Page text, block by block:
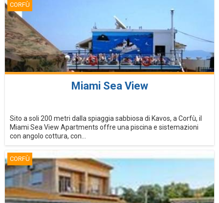
CORFÙ
Miami Sea View
Sito a soli 200 metri dalla spiaggia sabbiosa di Kavos, a Corfù, il
Miami Sea View Apartments offre una piscina e sistemazioni
con angolo cottura, con...
CORFÙ